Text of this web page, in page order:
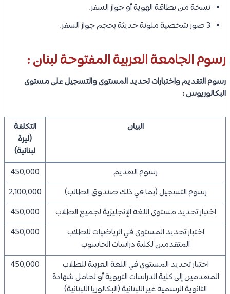
نسخة من بطاقة الهوية أو جواز السفر.
3 صور شخصية ملونة حديثة بحجم جواز السفر.
رسوم الجامعة العربية المفتوحة لبنان :
رسوم التقديم واختبارات تحديد المستوى والتسجيل على مستوى
البكالوريوس :
البيان
التكلفة
(ليرة
لبنانية)
رسوم التقديم
450,000
رسوم التسجيل (بما في ذلك صندوق الطالب)
2,100,000
اختبار تحديد مستوى اللغة الإنجليزية لجميع الطلاب
450,000
اختبار تحديد المستوى في الرياضيات للطلاب
المتقدمين لكلية دراسات الحاسوب
450,000
اختبار تحديد المستوى في اللغة العربية للطلاب
المتقدمين إلى كلية الدراسات التربوية أو لحامل شهادة
الثانوية الرسمية غير اللبنانية (البكالوريا اللبنانية)
450,000